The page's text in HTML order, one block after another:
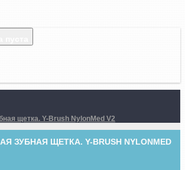
щетка. Y-Brush NylonMed V2
ЗУБНАЯ ЩЕТКА. Y-BRUSH NYLONMED